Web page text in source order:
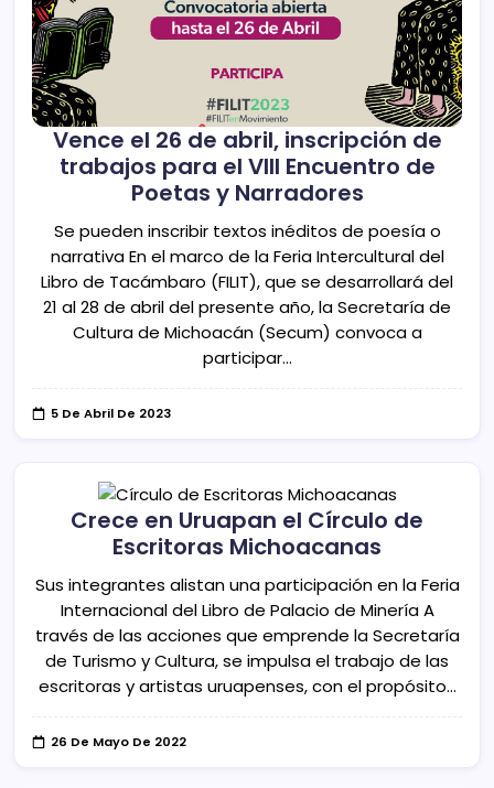
Vence el 26 de abril, inscripción de
trabajos para el VIII Encuentro de
Poetas y Narradores
Se pueden inscribir textos inéditos de poesía o
narrativa En el marco de la Feria Intercultural del
Libro de Tacámbaro (FILIT), que se desarrollará del
21 al 28 de abril del presente año, la Secretaría de
Cultura de Michoacán (Secum) convoca a
participar…
5 De Abril De 2023
Crece en Uruapan el Círculo de
Escritoras Michoacanas
Sus integrantes alistan una participación en la Feria
Internacional del Libro de Palacio de Minería A
través de las acciones que emprende la Secretaría
de Turismo y Cultura, se impulsa el trabajo de las
escritoras y artistas uruapenses, con el propósito…
26 De Mayo De 2022